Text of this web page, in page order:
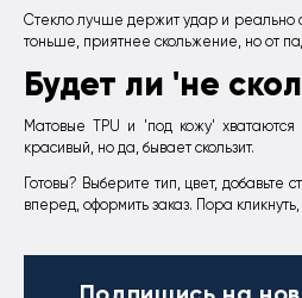
Стекло лучше держит удар и реально
тоньше, приятнее скольжение, но от
Будет ли 'не
Матовые TPU и 'под кожу'
красивый, но да, бывает скользит.
Готовы? Выберите тип, цвет,
вперед, оформить заказ. Пора